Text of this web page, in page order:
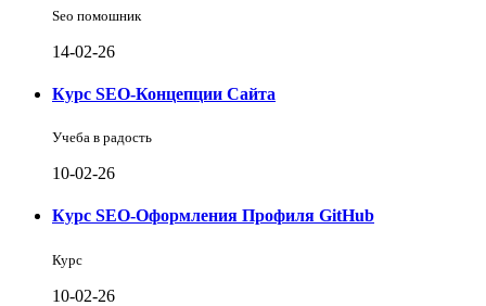
Seo помошник
14-02-26
Курс SEO-Концепции Сайта
Учеба в радость
10-02-26
Курс SEO-Оформления Профиля GitHub
Курс
10-02-26